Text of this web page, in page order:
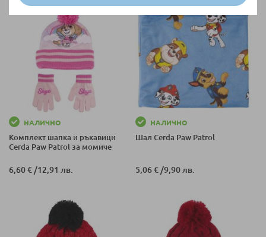
НАЛИЧНО
Комплект шапка и ръкавици
Cerda Paw Patrol за момиче
6,60 € /12,91 лв.
НАЛИЧНО
Шал Cerda Paw Patrol
5,06 € /9,90 лв.